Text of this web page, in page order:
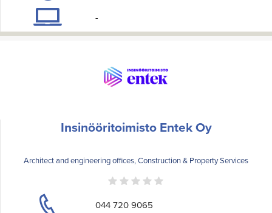
-
Insinööritoimisto Entek Oy
Architect and engineering offices, Construction & Property Services
044 720 9065